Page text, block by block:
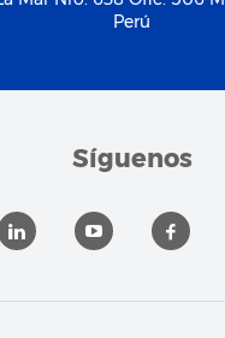
Perú
Síguenos